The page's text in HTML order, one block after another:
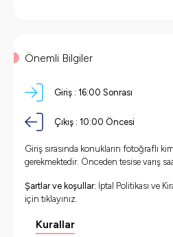
Önemli Bilgiler
Giriş : 16:00 Sonrası
Çıkış : 10:00 Öncesi
Giriş sırasında konukların fotoğraflı
gerekmektedir. Önceden tesise varış
Şartlar ve koşullar: İptal Politikası ve
için tıklayınız.
Kurallar